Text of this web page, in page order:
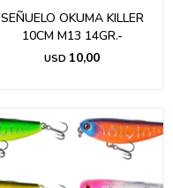
SEÑUELO OKUMA KILLER
10CM M13 14GR.-
USD 10,00